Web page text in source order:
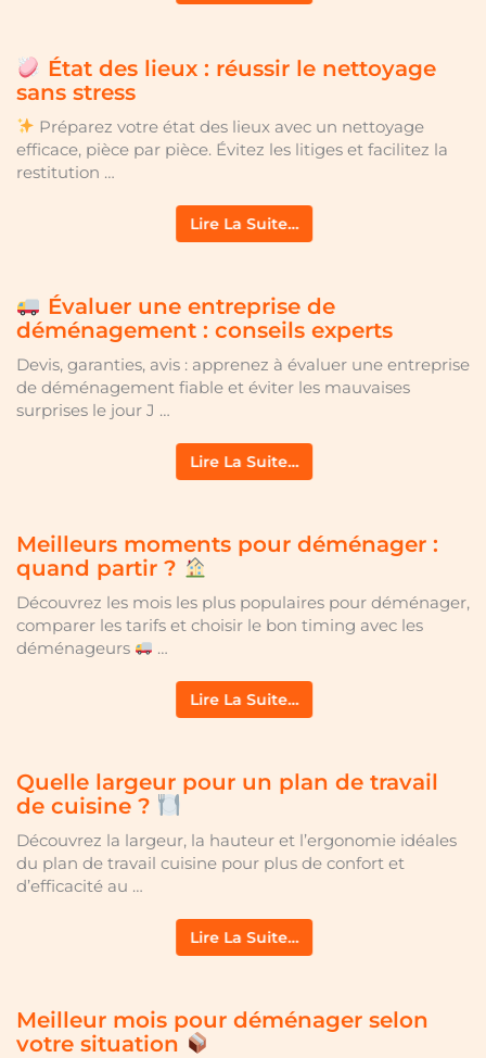
État des lieux : réussir le nettoyage
sans stress
Préparez votre état des lieux avec un nettoyage
efficace, pièce par pièce. Évitez les litiges et facilitez la
restitution …
Lire La Suite…
Évaluer une entreprise de
déménagement : conseils experts
Devis, garanties, avis : apprenez à évaluer une entreprise
de déménagement fiable et éviter les mauvaises
surprises le jour J …
Lire La Suite…
Meilleurs moments pour déménager :
quand partir ?
Découvrez les mois les plus populaires pour déménager,
comparer les tarifs et choisir le bon timing avec les
déménageurs
…
Lire La Suite…
Quelle largeur pour un plan de travail
de cuisine ?
Découvrez la largeur, la hauteur et l’ergonomie idéales
du plan de travail cuisine pour plus de confort et
d’efficacité au …
Lire La Suite…
Meilleur mois pour déménager selon
votre situation